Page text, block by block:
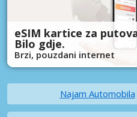
eSIM kartice za
Bilo gdje.
Brzi, pouzdani internet
Najam Automobila